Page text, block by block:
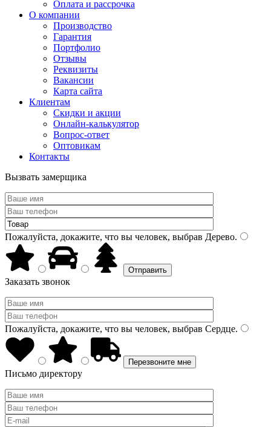
Оплата и рассрочка
О компании
Производство
Гарантия
Портфолио
Отзывы
Реквизиты
Вакансии
Карта сайта
Клиентам
Скидки и акции
Онлайн-калькулятор
Вопрос-ответ
Оптовикам
Контакты
Вызвать замерщика
Пожалуйста, докажите, что вы человек, выбрав Дерево.
Заказать звонок
Пожалуйста, докажите, что вы человек, выбрав Сердце.
Письмо директору